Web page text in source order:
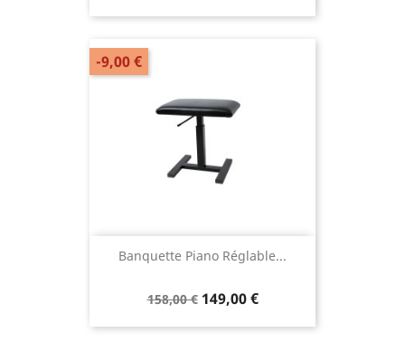
Banquette Piano Réglable...
158,00 € 149,00 €
-9,00 €